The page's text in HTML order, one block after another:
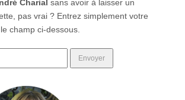
Charial sans avoir à laisser un
pas vrai ? Entrez simplement votre
champ ci-dessous.